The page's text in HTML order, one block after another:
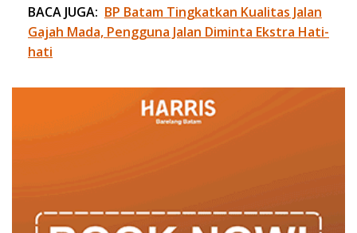
BACA JUGA: BP Batam Tingkatkan Kualitas Jalan
Gajah Mada, Pengguna Jalan Diminta Ekstra Hati-
hati